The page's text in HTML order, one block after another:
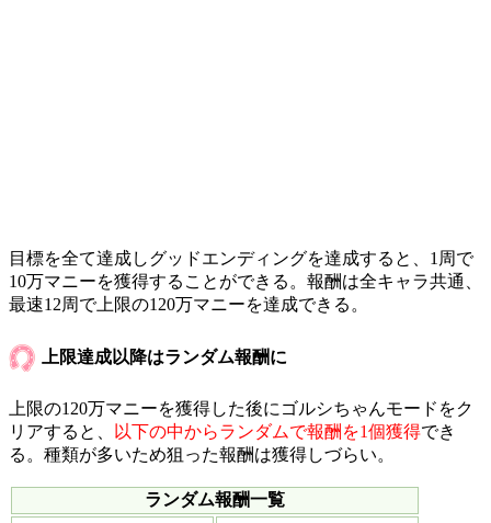
目標を全て達成しグッドエンディングを達成すると、1周で
10万マニーを獲得することができる。報酬は全キャラ共通、
最速12周で上限の120万マニーを達成できる。
上限達成以降はランダム報酬に
上限の120万マニーを獲得した後にゴルシちゃんモードをク
リアすると、
以下の中からランダムで報酬を1個獲得でき
る。種類が多いため狙った報酬は獲得しづらい。
ランダム報酬一覧